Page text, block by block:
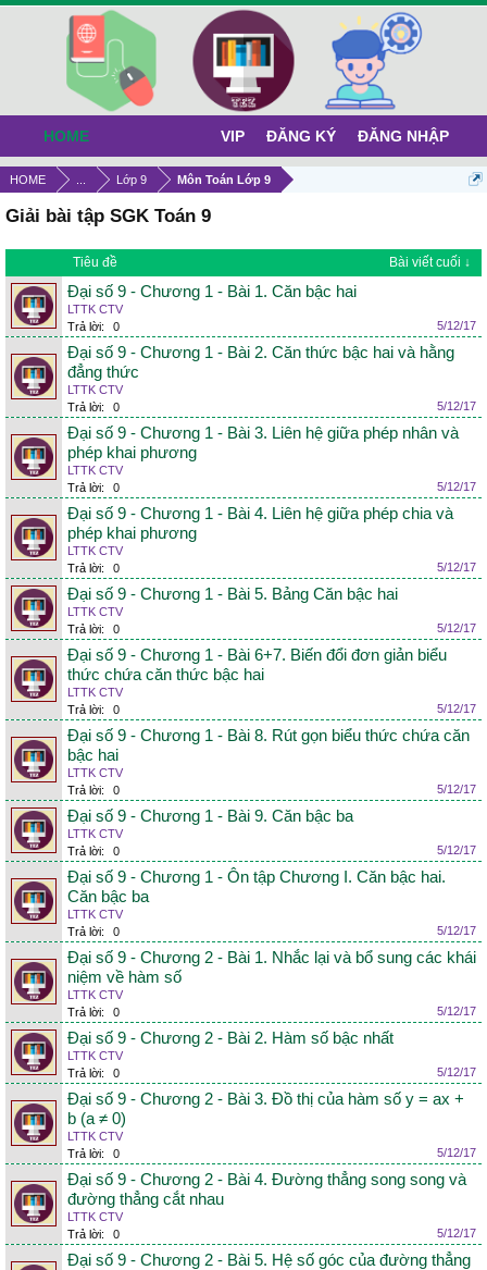
HOME Lớp 9 Môn Toán Lớp 9
Giải bài tập SGK Toán 9
Tiêu đề Bài viết cuối ↓
Đại số 9 - Chương 1 - Bài 1. Căn bậc hai
LTTK CTV
Trả lời:
0 5/12/17
Đại số 9 - Chương 1 - Bài 2. Căn thức bậc hai và hằng
đẳng thức
LTTK CTV
Trả lời:
0 5/12/17
Đại số 9 - Chương 1 - Bài 3. Liên hệ giữa phép nhân và
phép khai phương
LTTK CTV
Trả lời:
0 5/12/17
Đại số 9 - Chương 1 - Bài 4. Liên hệ giữa phép chia và
phép khai phương
LTTK CTV
Trả lời:
0 5/12/17
Đại số 9 - Chương 1 - Bài 5. Bảng Căn bậc hai
LTTK CTV
Trả lời:
0 5/12/17
Đại số 9 - Chương 1 - Bài 6+7. Biến đổi đơn giản biểu
thức chứa căn thức bậc hai
LTTK CTV
Trả lời:
0 5/12/17
Đại số 9 - Chương 1 - Bài 8. Rút gọn biểu thức chứa căn
bậc hai
LTTK CTV
Trả lời:
0 5/12/17
Đại số 9 - Chương 1 - Bài 9. Căn bậc ba
LTTK CTV
Trả lời:
0 5/12/17
Đại số 9 - Chương 1 - Ôn tập Chương I. Căn bậc hai.
Căn bậc ba
LTTK CTV
Trả lời:
0 5/12/17
Đại số 9 - Chương 2 - Bài 1. Nhắc lại và bổ sung các khái
niệm về hàm số
LTTK CTV
Trả lời:
0 5/12/17
Đại số 9 - Chương 2 - Bài 2. Hàm số bậc nhất
LTTK CTV
Trả lời:
0 5/12/17
Đại số 9 - Chương 2 - Bài 3. Đồ thị của hàm số y = ax +
b (a ≠ 0)
LTTK CTV
Trả lời:
0 5/12/17
Đại số 9 - Chương 2 - Bài 4. Đường thẳng song song và
đường thẳng cắt nhau
LTTK CTV
Trả lời:
0 5/12/17
Đại số 9 - Chương 2 - Bài 5. Hệ số góc của đường thẳng
HOME VIP ĐĂNG KÝ ĐĂNG NHẬP